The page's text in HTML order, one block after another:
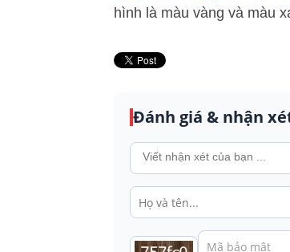
hình là màu vàng và màu
Đánh giá & nhận